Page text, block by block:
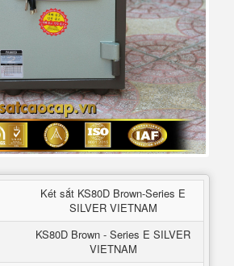
Két sắt KS80D Brown-Series E
SILVER VIETNAM
KS80D Brown - Series E SILVER
VIETNAM